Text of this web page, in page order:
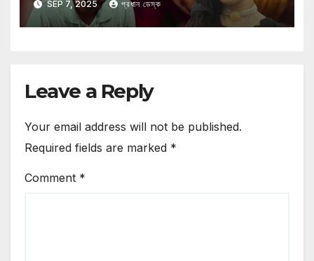
SEP 7, 2025 প্রধান ডেস্ক
Leave a Reply
Your email address will not be published.
Required fields are marked *
Comment *